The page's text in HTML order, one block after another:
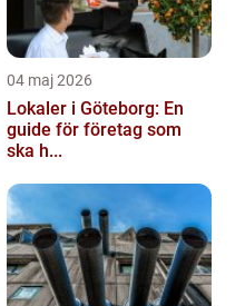
04 maj 2026
Lokaler i Göteborg: En
guide för företag som
ska h...